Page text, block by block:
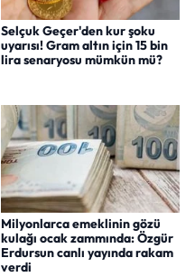
Selçuk Geçer'den kur şoku
uyarısı! Gram altın için 15 bin
lira senaryosu mümkün mü?
Milyonlarca emeklinin gözü
kulağı ocak zammında: Özgür
Erdursun canlı yayında rakam
verdi